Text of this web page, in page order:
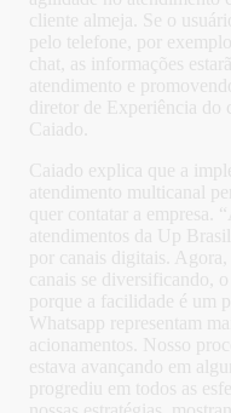
cliente almeja. Se o
pelo telefone, por
chat, as informações
atendimento e
diretor de Experiência
Caiado.
Caiado explica que a
atendimento multicanal
quer contatar a empresa.
atendimentos da Up
por canais digitais.
canais se diversificando,
porque a facilidade é um
Whatsapp representam
acionamentos. Nosso
estava avançando em
progrediu em todos as